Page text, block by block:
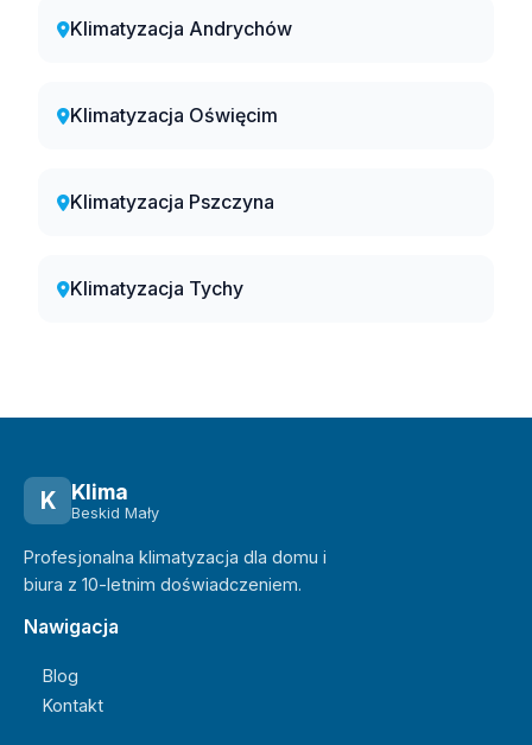
Klimatyzacja Andrychów
Klimatyzacja Oświęcim
Klimatyzacja Pszczyna
Klimatyzacja Tychy
K Klima
Beskid Mały
Profesjonalna klimatyzacja dla domu i
biura z 10-letnim doświadczeniem.
Nawigacja
Blog
Kontakt